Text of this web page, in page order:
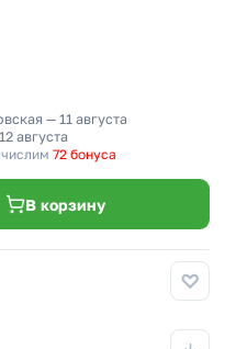
— 11 августа
августа
72 бонуса
В корзину